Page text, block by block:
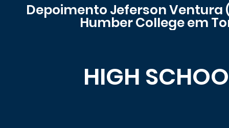
Depoimento Jeferson Ventura
Humber College em
HIGH